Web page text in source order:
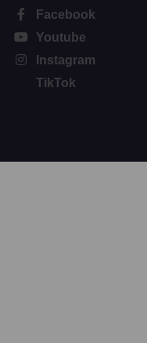
Facebook
Youtube
Instagram
TikTok